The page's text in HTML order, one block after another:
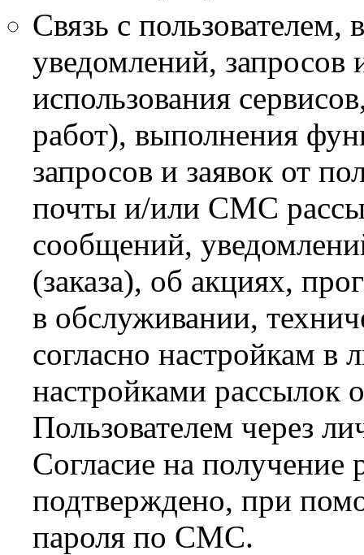
Связь с пользователем,
уведомлений,
использования
работ), выполнения
запросов и заявок от
почты и/или СМС
сообщений,
(заказа), об акциях,
в обслуживании,
согласно настройкам в
настройками рассылок
Пользователем через
Согласие на
подтверждено, при
пароля по СМС.